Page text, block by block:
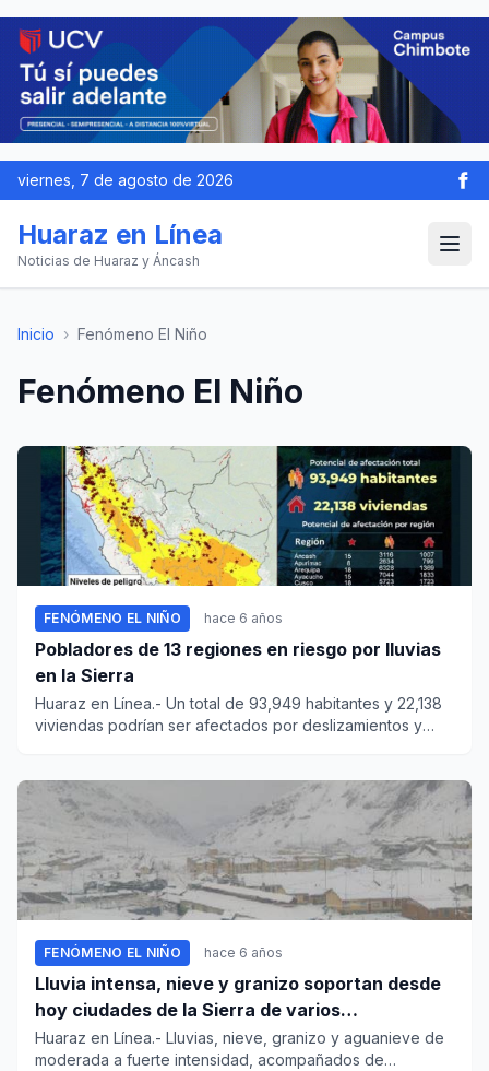
viernes, 7 de agosto de 2026
Huaraz en Línea
Noticias de Huaraz y Áncash
Inicio › Fenómeno El Niño
Fenómeno El Niño
FENÓMENO EL NIÑO hace 6 años
Pobladores de 13 regiones en riesgo por lluvias
en la Sierra
Huaraz en Línea.- Un total de 93,949 habitantes y 22,138
viviendas podrían ser afectados por deslizamientos y
FENÓMENO EL NIÑO hace 6 años
Lluvia intensa, nieve y granizo soportan desde
hoy ciudades de la Sierra de varios
departamentos
Huaraz en Línea.- Lluvias, nieve, granizo y aguanieve de
moderada a fuerte intensidad, acompañados de